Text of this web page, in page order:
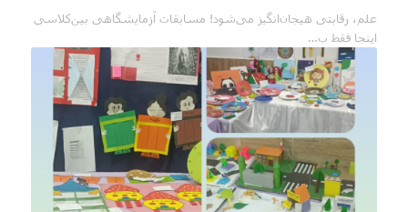
علم، رقابتی هیجان‌انگیز می‌شود! مسابقات آزمایشگاهی بین‌کلاسی
اینجا فقط ب…